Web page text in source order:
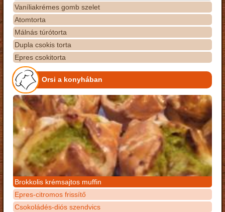
Vaníliakrémes gomb szelet
Atomtorta
Málnás túrótorta
Dupla csokis torta
Epres csokitorta
Orsi a konyhában
Brokkolis krémsajtos muffin
Epres-citromos frissítő
Csokoládés-diós szendvics